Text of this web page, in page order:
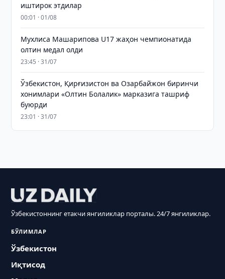
иштирок этдилар
00:01 · 01/08
Мухлиса Машарипова U17 жаҳон чемпионатида
олтин медал олди
23:45 · 31/07
Ўзбекистон, Қирғизистон ва Озарбайжон биринчи
хонимлари «Олтин Болалик» марказига ташриф
буюрди
23:01 · 31/07
Ўзбекистоннинг етакчи янгиликлар порталы. 24/7 янгиликлар.
БЎЛИМЛАР
Ўзбекистон
Иқтисод